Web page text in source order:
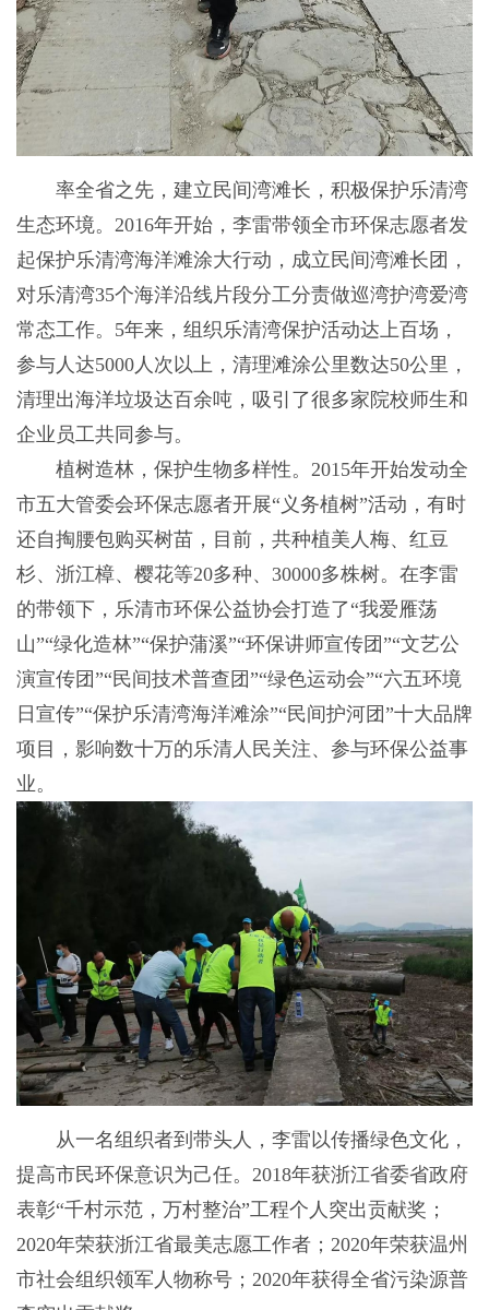
率全省之先，建立民间湾滩长，积极保护乐清湾
生态环境。2016年开始，李雷带领全市环保志愿者发
起保护乐清湾海洋滩涂大行动，成立民间湾滩长团，
对乐清湾35个海洋沿线片段分工分责做巡湾护湾爱湾
常态工作。5年来，组织乐清湾保护活动达上百场，
参与人达5000人次以上，清理滩涂公里数达50公里，
清理出海洋垃圾达百余吨，吸引了很多家院校师生和
企业员工共同参与。
植树造林，保护生物多样性。2015年开始发动全
市五大管委会环保志愿者开展“义务植树”活动，有时
还自掏腰包购买树苗，目前，共种植美人梅、红豆
杉、浙江樟、樱花等20多种、30000多株树。在李雷
的带领下，乐清市环保公益协会打造了“我爱雁荡
山”“绿化造林”“保护蒲溪”“环保讲师宣传团”“文艺公
演宣传团”“民间技术普查团”“绿色运动会”“六五环境
日宣传”“保护乐清湾海洋滩涂”“民间护河团”十大品牌
项目，影响数十万的乐清人民关注、参与环保公益事
业。
从一名组织者到带头人，李雷以传播绿色文化，
提高市民环保意识为己任。2018年获浙江省委省政府
表彰“千村示范，万村整治”工程个人突出贡献奖；
2020年荣获浙江省最美志愿工作者；2020年荣获温州
市社会组织领军人物称号；2020年获得全省污染源普